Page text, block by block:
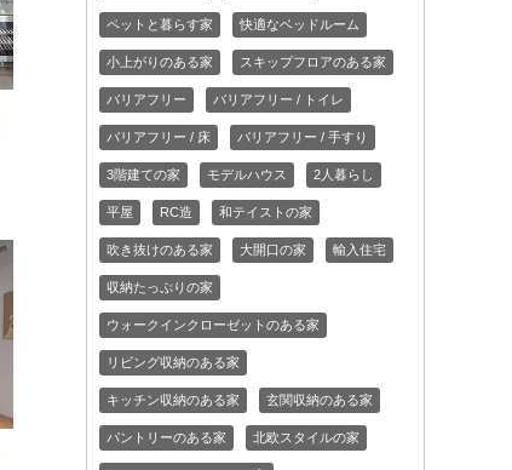
ペットと暮らす家 快適なベッドルーム
小上がりのある家 スキップフロアのある家
バリアフリー バリアフリー / トイレ
バリアフリー / 床 バリアフリー / 手すり
3階建ての家 モデルハウス 2人暮らし
平屋 RC造 和テイストの家
吹き抜けのある家 大開口の家 輸入住宅
収納たっぷりの家
ウォークインクローゼットのある家
リビング収納のある家
キッチン収納のある家 玄関収納のある家
パントリーのある家 北欧スタイルの家